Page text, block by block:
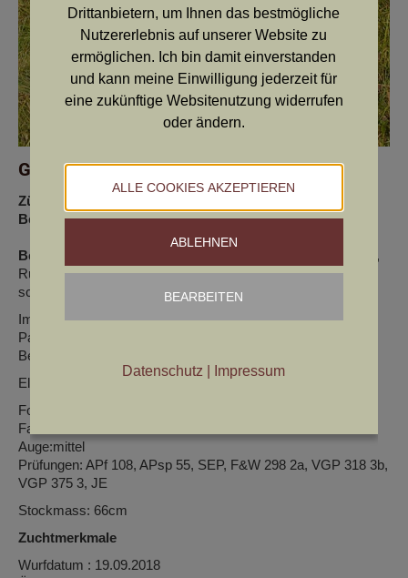
Greif von der Schwedenbuche
Züchter:
Besitzer:Fritz Johann
Beschreibung:
vollst. Schere , Hals kräftig, gute obere Linie,
Rute korr. angesetzt u getragen, gute untere Linie, etwas
schmale Schrankbreite, gerader Stand, gute Winkelung.
Im langsamen Schritt neigt der Rüde zum schaukelnden
Passgang, dunkles schönes Gebrauchshaar mit schöner
Befransung und Behosung.
Elegant wirkender Rüüde des Mittelschlages
Formwert: sg sg sg
Farbe: braun
Auge:mittel
Prüfungen: APf 108, APsp 55, SEP, F&W 298 2a, VGP 318 3b,
VGP 375 3, JE
Stockmass: 66cm
Zuchtmerkmale
Wurfdatum : 19.09.2018
Drittanbietern, um Ihnen das bestmögliche
Nutzererlebnis auf unserer Website zu
ermöglichen. Ich bin damit einverstanden
und kann meine Einwilligung jederzeit für
eine zukünftige Websitenutzung widerrufen
oder ändern.
ALLE COOKIES AKZEPTIEREN
ABLEHNEN
BEARBEITEN
Datenschutz Impressum